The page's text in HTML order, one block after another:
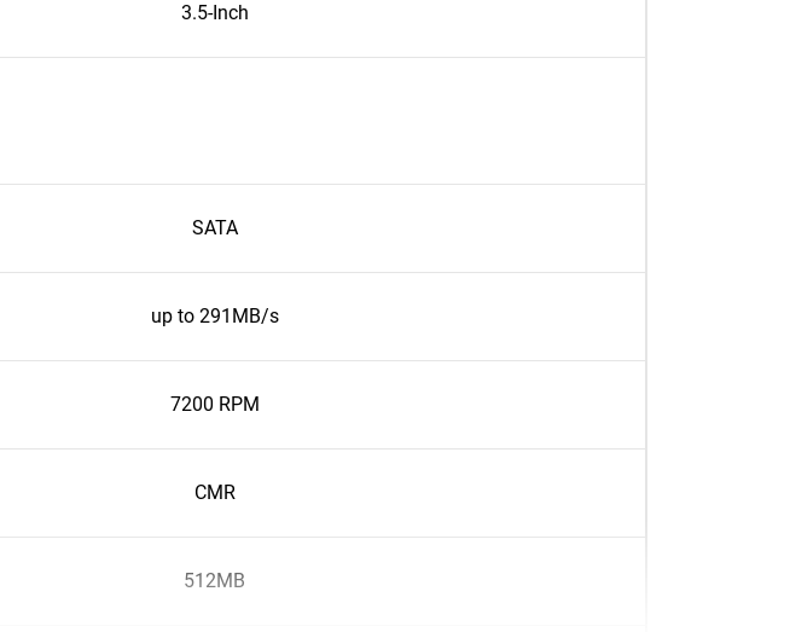
3.5-Inch
SATA
up to 291MB/s
7200 RPM
CMR
512MB